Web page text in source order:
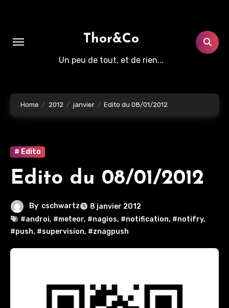
Thor&Co
Un peu de tout, et de rien...
Home 2012 janvier Edito du 08/01/2012
# Edito
Edito du 08/01/2012
By cschwartz
8 janvier 2012
#androi, #meteor, #nagios, #notification, #notifry,
#push, #supervision, #znagpush